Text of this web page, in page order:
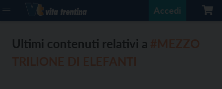
Accedi
Ultimi contenuti relativi a